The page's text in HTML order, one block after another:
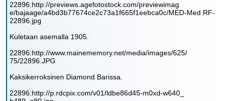
22896:http://previews.agefotostock.com/previewimag
e/bajaage/a4bd3b77674ce2c73a1f665f1eebca0c/MED-Med RF-
22896.jpg
Kuletaan asemalla 1905.
22896:http://www.mainememory.net/media/images/625/
75/22896.JPG
Kaksikerroksinen Diamond Barissa.
22896:http://p.rdcpix.com/v01/ldbe86d45-m0xd-w640_